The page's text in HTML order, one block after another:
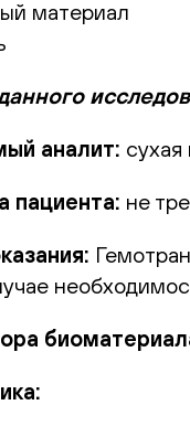
материал
аналит: сухая
пациента: не